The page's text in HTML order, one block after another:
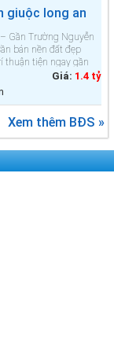
giuộc long an
Gần Trường Nguyễn
bán nền đất đẹp
thuận tiện ngay gần
xã Phước Lý,
Giá: 1.4 tỷ
Xem thêm BĐS »